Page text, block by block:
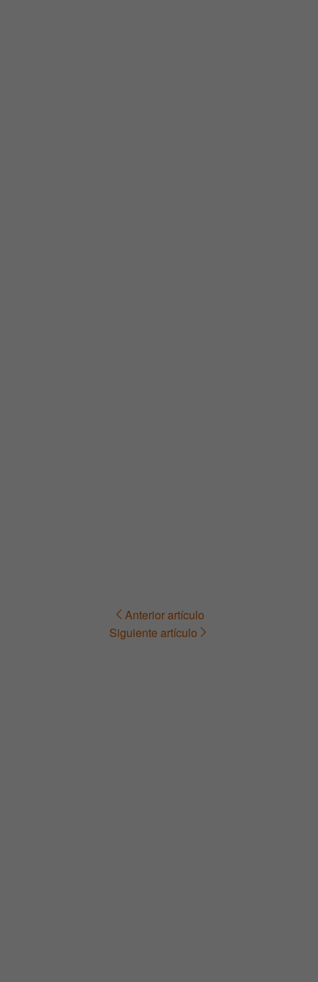
Navegación Anterior artículo
Siguiente artículo